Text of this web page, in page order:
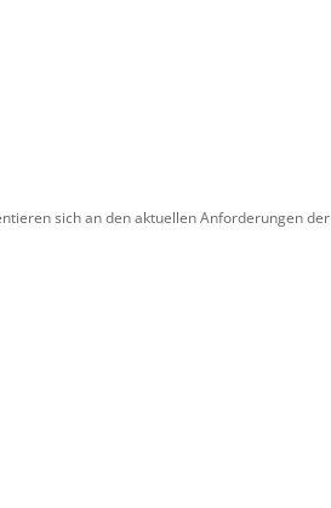
sich an den aktuellen Anforderungen der